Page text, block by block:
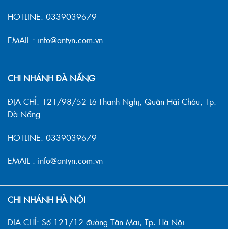
HOTLINE: 0339039679
EMAIL : info@antvn.com.vn
CHI NHÁNH ĐÀ NẴNG
ĐỊA CHỈ: 121/98/52 Lê Thanh Nghị, Quận Hải Châu, Tp.
Đà Nẵng
HOTLINE: 0339039679
EMAIL : info@antvn.com.vn
CHI NHÁNH HÀ NỘI
ĐỊA CHỈ: Số 121/12 đường Tân Mai, Tp. Hà Nội